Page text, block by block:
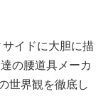
イドに大胆に描
の腰道具メーカ
世界観を徹底し